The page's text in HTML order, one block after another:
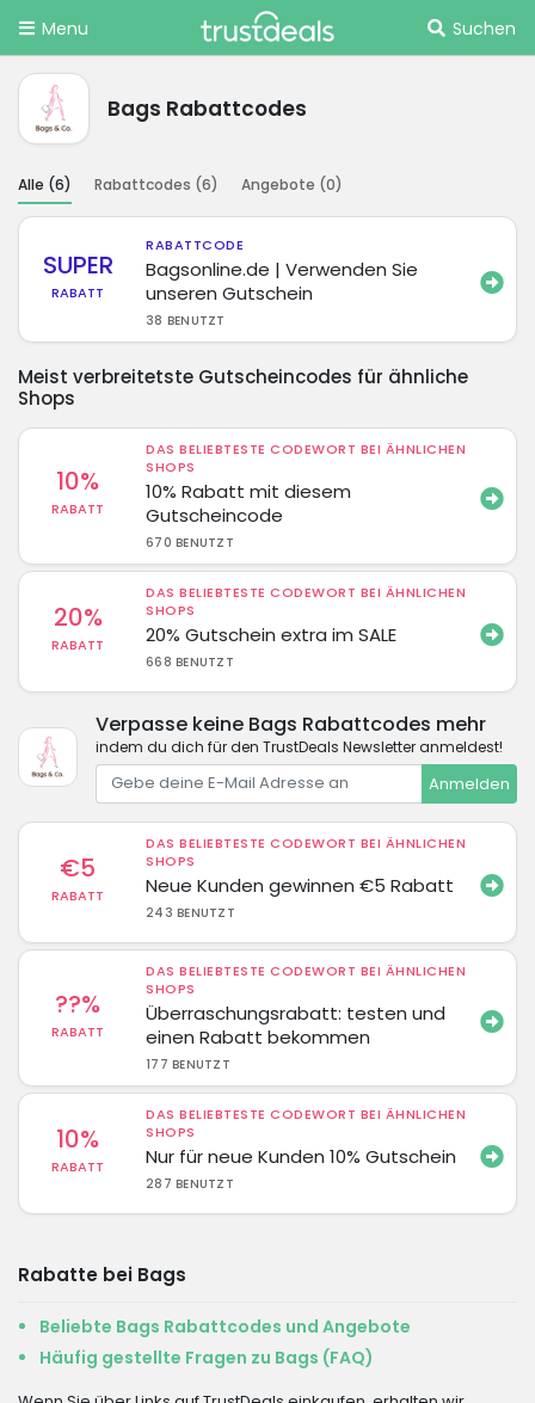
Menu Suchen
Bags Rabattcodes
Alle (6) Rabattcodes (6) Angebote (0)
SUPER
RABATT
RABATTCODE
Bagsonline.de | Verwenden Sie
unseren Gutschein
38 BENUTZT
Meist verbreitetste Gutscheincodes für ähnliche
Shops
10%
RABATT
DAS BELIEBTESTE CODEWORT BEI ÄHNLICHEN
SHOPS
10% Rabatt mit diesem
Gutscheincode
670 BENUTZT
20%
RABATT
DAS BELIEBTESTE CODEWORT BEI ÄHNLICHEN
SHOPS
20% Gutschein extra im SALE
668 BENUTZT
Verpasse keine Bags Rabattcodes mehr
indem du dich für den TrustDeals Newsletter anmeldest!
Anmelden
€5
RABATT
DAS BELIEBTESTE CODEWORT BEI ÄHNLICHEN
SHOPS
Neue Kunden gewinnen €5 Rabatt
243 BENUTZT
??%
RABATT
DAS BELIEBTESTE CODEWORT BEI ÄHNLICHEN
SHOPS
Überraschungsrabatt: testen und
einen Rabatt bekommen
177 BENUTZT
10%
RABATT
DAS BELIEBTESTE CODEWORT BEI ÄHNLICHEN
SHOPS
Nur für neue Kunden 10% Gutschein
287 BENUTZT
Rabatte bei Bags
Beliebte Bags Rabattcodes und Angebote
Häufig gestellte Fragen zu Bags (FAQ)